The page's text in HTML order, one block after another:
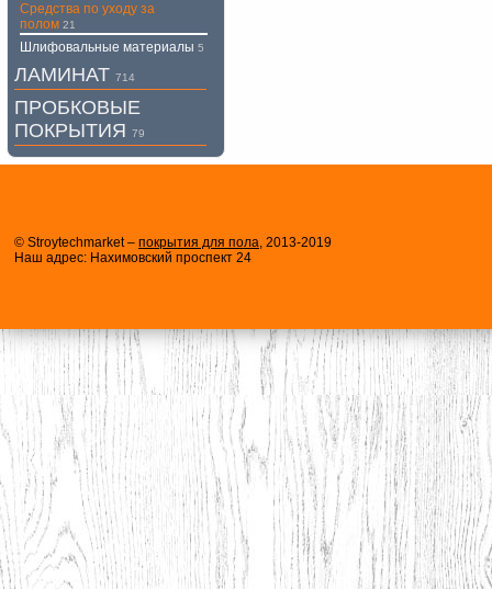
Средства по уходу за
полом 21
Шлифовальные материалы 5
ЛАМИНАТ 714
ПРОБКОВЫЕ
ПОКРЫТИЯ 79
© Stroytechmarket – покрытия для пола , 2013-2019
Наш адрес: Нахимовский проспект 24